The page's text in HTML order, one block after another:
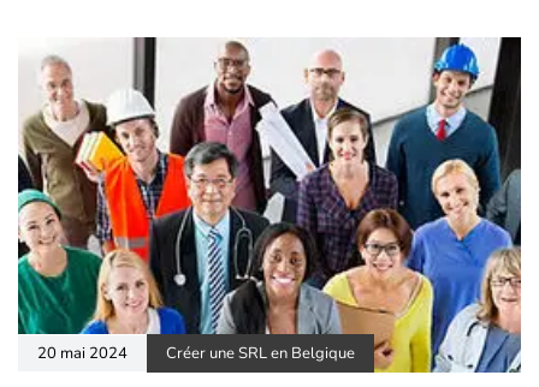
20 mai 2024 Créer une SRL en Belgique